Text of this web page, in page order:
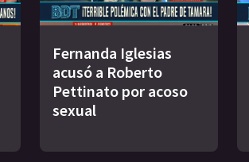
Fernanda Iglesias
acusó a Roberto
Pettinato por acoso
sexual